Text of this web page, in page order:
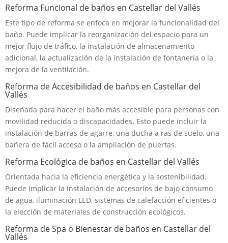
Reforma Funcional de baños en Castellar del Vallés
Este tipo de reforma se enfoca en mejorar la funcionalidad del
baño. Puede implicar la reorganización del espacio para un
mejor flujo de tráfico, la instalación de almacenamiento
adicional, la actualización de la instalación de fontanería o la
mejora de la ventilación.
Reforma de Accesibilidad de baños en Castellar del
Vallés
Diseñada para hacer el baño más accesible para personas con
movilidad reducida o discapacidades. Esto puede incluir la
instalación de barras de agarre, una ducha a ras de suelo, una
bañera de fácil acceso o la ampliación de puertas.
Reforma Ecológica de baños en Castellar del Vallés
Orientada hacia la eficiencia energética y la sostenibilidad.
Puede implicar la instalación de accesorios de bajo consumo
de agua, iluminación LED, sistemas de calefacción eficientes o
la elección de materiales de construcción ecológicos.
Reforma de Spa o Bienestar de baños en Castellar del
Vallés